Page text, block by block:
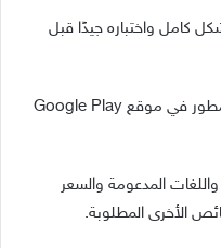
كامل واختباره جيدًا قبل
إنشاء حساب مطور في موقع Google Play
المدعومة والسعر
الأخرى المطلوبة.